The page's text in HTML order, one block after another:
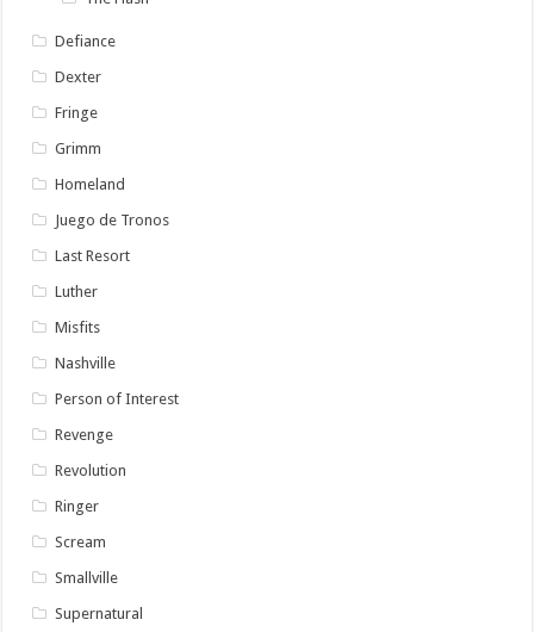
Defiance
Dexter
Fringe
Grimm
Homeland
Juego de Tronos
Last Resort
Luther
Misfits
Nashville
Person of Interest
Revenge
Revolution
Ringer
Scream
Smallville
Supernatural